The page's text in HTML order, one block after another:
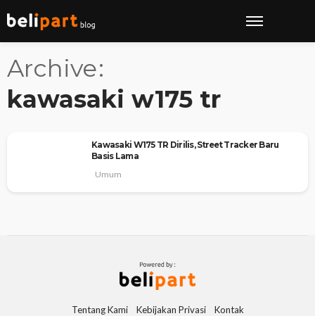
Archive
kawasaki w175 tr
Kawasaki W175 TR Dirilis, Street Tracker Baru
Basis Lama
Umum
Tentang Kami Kebijakan Privasi Kontak